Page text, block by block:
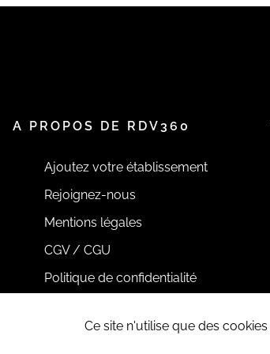
A PROPOS DE RDV360
Ajoutez votre établissement
Rejoignez-nous
Mentions légales
CGV / CGU
Politique de confidentialité
Tous droits réservés RDV360
Ce site n'utilise que des